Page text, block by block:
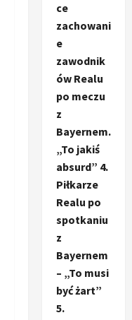
ce
zachowani
e
zawodnik
ów Realu
po meczu
z
Bayernem.
„To jakiś
absurd” 4.
Piłkarze
Realu po
spotkaniu
z
Bayernem
– „To musi
być żart”
5.